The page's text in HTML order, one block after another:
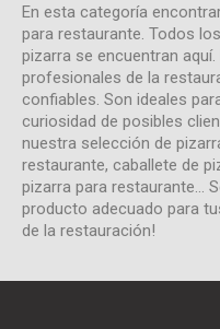
En esta categoría
para restaurante. Todos
pizarra se encuentran
profesionales de la
confiables. Son ideales
curiosidad de posibles
nuestra selección de
restaurante, caballete de
pizarra para restaurante...
producto adecuado para
de la restauración!